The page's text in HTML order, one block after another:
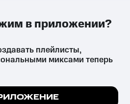
ПРИЛОЖЕНИЕ
аналогов причиняет вред здоровью,
и влечёт установленную
чтобы на сайте все
плейлисты,
миксами теперь